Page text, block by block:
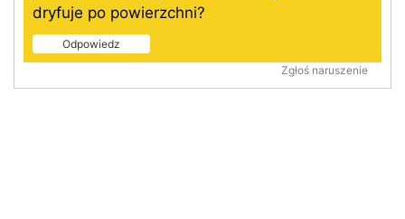
dryfuje po powierzchni?
Odpowiedz
Zgłoś naruszenie